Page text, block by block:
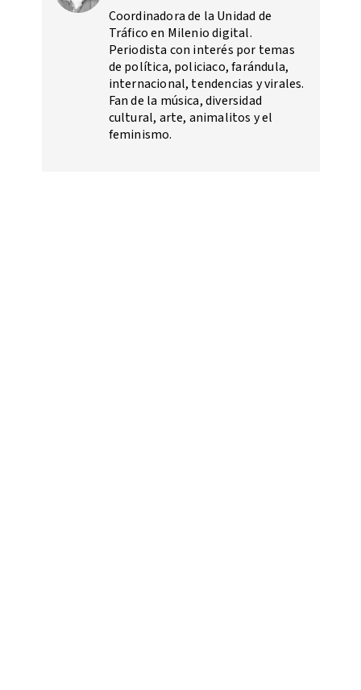
Coordinadora de la Unidad de
Tráfico en Milenio digital.
Periodista con interés por temas
de política, policiaco, farándula,
internacional, tendencias y virales.
Fan de la música, diversidad
cultural, arte, animalitos y el
feminismo.